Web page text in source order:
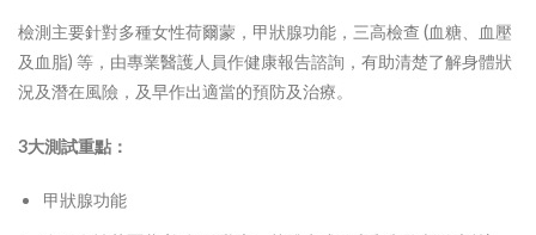
檢測主要針對多種女性荷爾蒙，甲狀腺功能，三高檢查 (血糖、血壓
及血脂) 等，由專業醫護人員作健康報告諮詢，有助清楚了解身體狀
況及潛在風險，及早作出適當的預防及治療。
3大測試重點：
甲狀腺功能